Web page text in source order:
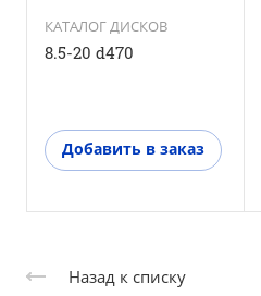
КАТАЛОГ ДИСКОВ
8.5-20 d470
Добавить в заказ
Назад к списку